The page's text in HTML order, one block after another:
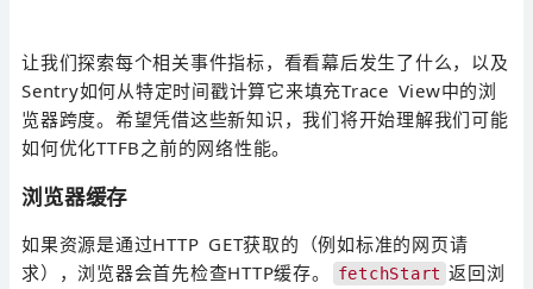
让我们探索每个相关事件指标，看看幕后发生了什么，以及
Sentry如何从特定时间戳计算它来填充Trace View中的浏
览器跨度。希望凭借这些新知识，我们将开始理解我们可能
如何优化TTFB之前的网络性能。
浏览器缓存
如果资源是通过HTTP GET获取的（例如标准的网页请
求），浏览器会首先检查HTTP缓存。
fetchStart 返回浏